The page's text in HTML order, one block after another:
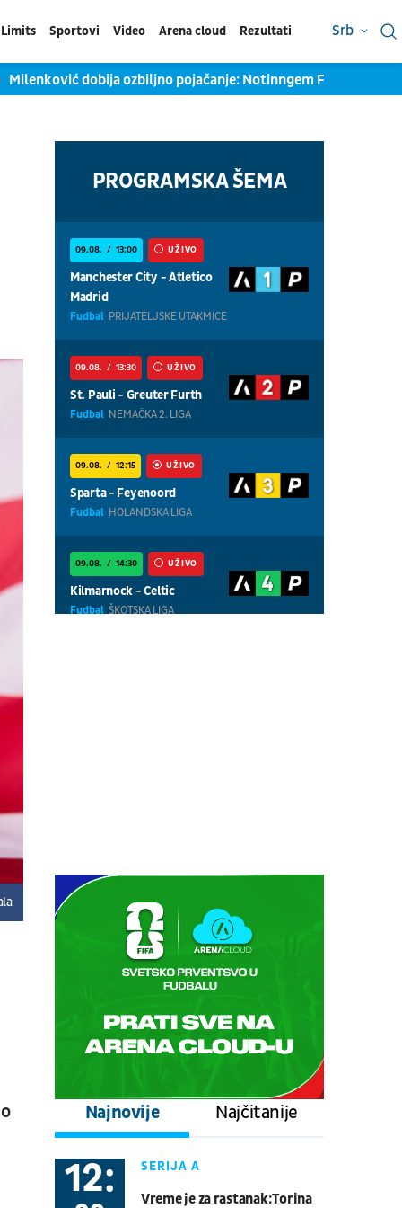
Limits Sportovi Video Arena cloud Rezultati Srb
Milenković dobija ozbiljno pojačanje: Notinngem Forest želi
PROGRAMSKA ŠEMA
09.08. 13:00 UŽIVO
Manchester City - Atletico
Madrid
Fudbal PRIJATELJSKE UTAKMICE
09.08. 13:30 UŽIVO
St. Pauli - Greuter Furth
Fudbal NEMAČKA 2. LIGA
09.08. 12:15 UŽIVO
Sparta - Feyenoord
Fudbal HOLANDSKA LIGA
09.08. 14:30 UŽIVO
Kilmarnock - Celtic
Fudbal ŠKOTSKA LIGA
09.08. 13:30 UŽIVO
Nurnbeg - Dresden
NEMAČKA 2. LIGA
16:00 UŽIVO
RUSKA LIGA
Toronto Blue Jays - Philadelphia
Phillies
Bejzbol Major League Baseball
09.08. UŽIVO
Najnovije Najčitanije
SERIJA A
12:
Vreme je za rastanak:Torina